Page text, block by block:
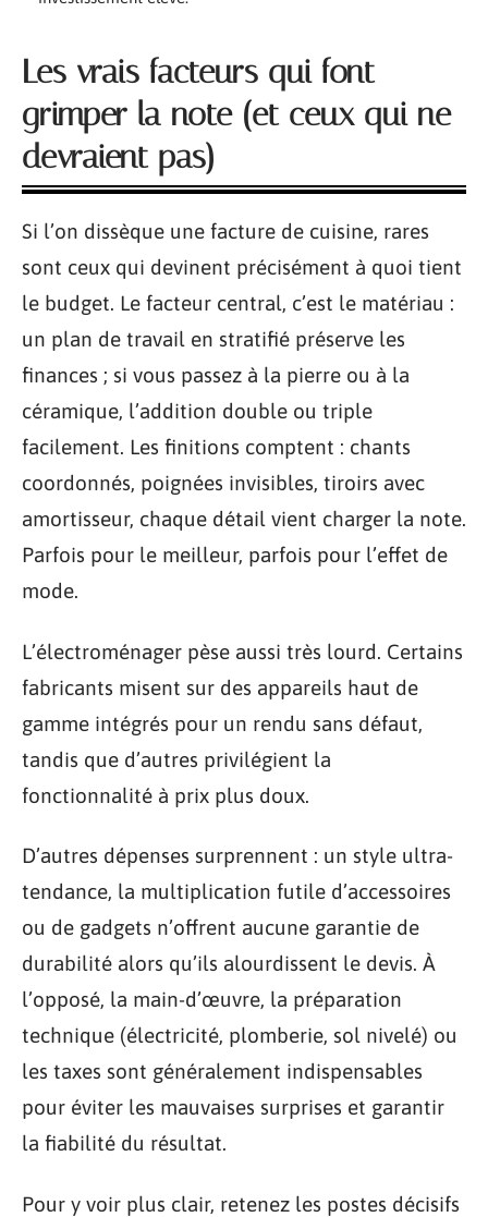
Les vrais facteurs qui font
grimper la note (et ceux qui ne
devraient pas)
Si l’on dissèque une facture de cuisine, rares
sont ceux qui devinent précisément à quoi tient
le budget. Le facteur central, c’est le matériau :
un plan de travail en stratifié préserve les
finances ; si vous passez à la pierre ou à la
céramique, l’addition double ou triple
facilement. Les finitions comptent : chants
coordonnés, poignées invisibles, tiroirs avec
amortisseur, chaque détail vient charger la note.
Parfois pour le meilleur, parfois pour l’effet de
mode.
L’électroménager pèse aussi très lourd. Certains
fabricants misent sur des appareils haut de
gamme intégrés pour un rendu sans défaut,
tandis que d’autres privilégient la
fonctionnalité à prix plus doux.
D’autres dépenses surprennent : un style ultra-
tendance, la multiplication futile d’accessoires
ou de gadgets n’offrent aucune garantie de
durabilité alors qu’ils alourdissent le devis. À
l’opposé, la main-d’œuvre, la préparation
technique (électricité, plomberie, sol nivelé) ou
les taxes sont généralement indispensables
pour éviter les mauvaises surprises et garantir
la fiabilité du résultat.
Pour y voir plus clair, retenez les postes décisifs